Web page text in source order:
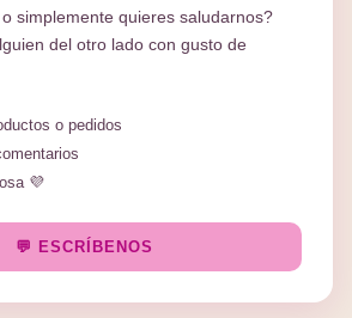
simplemente quieres saludarnos?
del otro lado con gusto de
o pedidos
💜
💬 ESCRÍBENOS